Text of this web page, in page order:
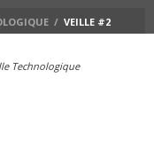
/ VEILLE #2
Technologique